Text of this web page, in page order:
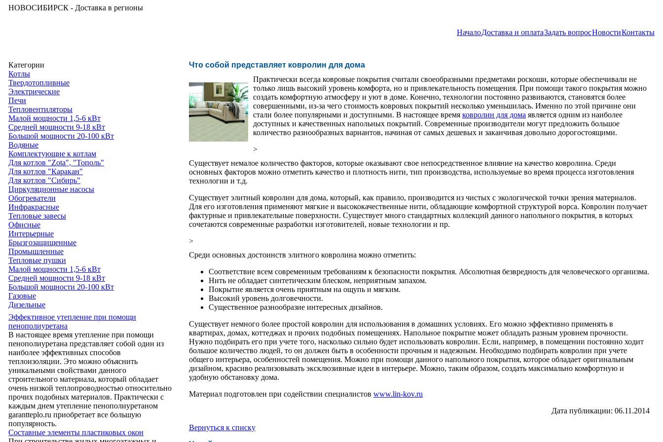
НОВОСИБИРСК - Доставка в регионы
НачалоДоставка и оплатаЗадать вопросНовостиКонтакты
Категории
Котлы
Твердотопливные
Электрические
Печи
Тепловентиляторы
Малой мощности 1,5-6 кВт
Средней мощности 9-18 кВт
Большой мощности 20-100 кВт
Водяные
Комплектующие к котлам
Для котлов "Zota", "Тополь"
Для котлов "Каракан"
Для котлов "Сибирь"
Циркуляционные насосы
Обогреватели
Инфракрасные
Тепловые завесы
Офисные
Интерьерные
Брызгозащищенные
Промышленные
Тепловые пушки
Малой мощности 1,5-6 кВт
Средней мощности 9-18 кВт
Большой мощности 20-100 кВт
Газовые
Дизельные
Эффективное утепление при помощи
пенополиуретана
В настоящее время утепление при помощи
пенополиуретана представляет собой один из
наиболее эффективных способов
теплоизоляции. Это можно объяснить
уникальными свойствами данного
строительного материала, который обладает
очень низкой теплопроводностью относительно
прочих подобных материалов. Практически с
каждым днем утепление пенополиуретаном
garantteplo.ru приобретает все большую
популярность.
Составные элементы пластиковых окон
Что собой представляет ковролин для дома
Практически всегда ковровые покрытия считали своеобразными предметами роскоши, которые обеспечивали не
только лишь высокий уровень комфорта, но и привлекательность помещения. При помощи такого покрытия можно
создать комфортную атмосферу и уют в доме. Конечно, технологии постоянно развиваются, становятся более
совершенными, из-за чего стоимость ковровых покрытий несколько уменьшилась. Именно по этой причине они
стали более популярными и доступными. В настоящее время ковролин для дома является одним из наиболее
доступных и качественных напольных покрытий. Современные производители могут предложить большое
количество разнообразных вариантов, начиная от самых дешевых и заканчивая довольно дорогостоящими.
>
Существует немалое количество факторов, которые оказывают свое непосредственное влияние на качество ковролина. Среди
основных факторов можно отметить качество и плотность нити, тип производства, используемые во время процесса изготовления
технологии и т.д.
Существует элитный ковролин для дома, который, как правило, производится из чистых с экологической точки зрения материалов.
Для его изготовления применяют мягкие и высококачественные нити, обладающие комфортной структурой ворса. Ковролин получает
фактурные и привлекательные поверхности. Существует много стандартных коллекций данного напольного покрытия, в которых
сочетаются современные разработки изготовителей, новые технологии и пр.
>
Среди основных достоинств элитного ковролина можно отметить:
Соответствие всем современным требованиям к безопасности покрытия. Абсолютная безвредность для человеческого организма.
Нить не обладает синтетическим блеском, неприятным запахом.
Покрытие является очень приятным на ощупь и мягким.
Высокий уровень долговечности.
Существенное разнообразие интересных дизайнов.
Существует немного более простой ковролин для использования в домашних условиях. Его можно эффективно применять в
квартирах, домах, коттеджах и прочих подобных помещениях. Напольное покрытие может обладать разным уровнем прочности.
Нужно подбирать его при учете того, насколько сильно будет использовать ковролин. Если, например, в помещении постоянно ходит
большое количество людей, то он должен быть в особенности прочным и надежным. Необходимо подбирать ковролин при учете
общего интерьера, особенностей помещения. Можно при помощи данного напольного покрытия, которое обладает оригинальным
дизайном, красиво реализовывать эксклюзивные идеи в интерьере. Можно, таким образом, создать максимально комфортную и
удобную обстановку дома.
Материал подготовлен при содействии специалистов www.lin-kov.ru
Дата публикации: 06.11.2014
Вернуться к списку